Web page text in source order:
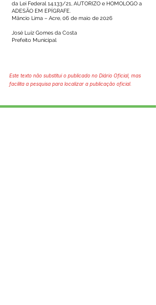
da Lei Federal 14.133/21, AUTORIZO e HOMOLOGO a
ADESÃO EM EPÍGRAFE.
Mâncio Lima – Acre, 06 de maio de 2026
José Luiz Gomes da Costa
Prefeito Municipal
Este texto não substitui o publicado no Diário Oficial, mas
facilita a pesquisa para localizar a publicação oficial.